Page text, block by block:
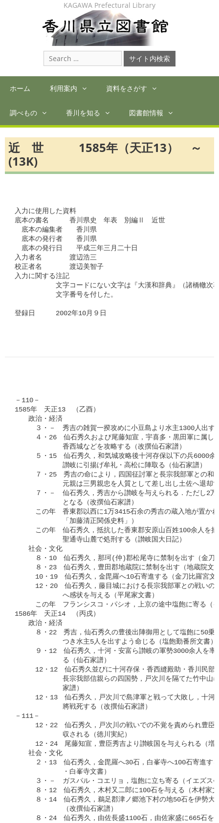
KAGAWA Prefectural Library
Search
for:
ホーム 利用案内 資料をさがす
調べもの 香川を知る 図書館情報
近 世 1585年（天正13） ～
(13K)
入力に使用した資料
底本の書名　　　香川県史　年表　別編Ⅱ　近世
底本の編集者　　香川県
底本の発行者　　香川県
底本の発行日　　平成三年三月二十日
入力者名　　　　渡辺浩三
校正者名　　　　渡辺美智子
入力に関する注記
文字コードにない文字は『大漢和辞典』（諸橋轍次著
文字番号を付した。
登録日　　　2002年10月９日
－110－
1585年　天正13　（乙酉）
政治・経済
３・－　秀吉の雑賀一揆攻めに小豆島より水主1300人出す
４・26　仙石秀久および尾藤知宣，宇喜多・黒田軍に属し
香西城などを攻略する（改撰仙石家譜）
５・15　仙石秀久，和気城攻略後十河存保以下の兵6000余
讃岐に引揚げ牟礼・高松に陣取る（仙石家譜）
７・25　秀吉の命により，四国征討軍と長宗我部軍との和
元親は三男親忠を人質として差し出し土佐へ退却する
７・－　仙石秀久，秀吉から讃岐を与えられる．ただし2万
となる（改撰仙石家譜）
この年　香東郡以西に1万3415石余の秀吉の蔵入地が置かれ
「加藤清正関係史料」）
この年　仙石秀久，抵抗した香東郡安原山百姓100余人を捕
聖通寺山麓で処刑する（讃岐国大日記）
社会・文化
８・10　仙石秀久，那珂(仲)郡松尾寺に禁制を出す（金刀
８・23　仙石秀久，豊田郡地蔵院に禁制を出す（地蔵院文
10・19　仙石秀久，金毘羅へ10石寄進する（金刀比羅宮文
12・20　仙石秀久，藤目城における長宗我部軍との戦いの
へ感状を与える（平尾家文書）
この年　フランシスコ・パシオ，上京の途中塩飽に寄る（イ
1586年　天正14　（丙戌）
政治・経済
８・22　秀吉，仙石秀久の豊後出陣御用として塩飽に50乗
つき水主5人を出すよう命じる（塩飽勤番所文書）
９・12　仙石秀久，十河・安富ら讃岐の軍勢3000余人を率
る（仙石家譜）
12・12　仙石秀久並びに十河存保・香西縫殿助・香川民部
長宗我部信親らの四国勢，戸次川を隔てた竹中山に陣
家譜）
12・13　仙石秀久，戸次川で島津軍と戦って大敗し，十河
將戦死する（改撰仙石家譜）
－111－
12・22　仙石秀久，戸次川の戦いでの不覚を責められ豊臣
収される（徳川実紀）
12・24　尾藤知宣，豊臣秀吉より讃岐国を与えられる（増
社会・文化
２・13　仙石秀久，金毘羅へ30石，白峯寺へ100石寄進する
・白峯寺文書）
３・－　ガスパル・コエリョ，塩飽に立ち寄る（イエズス
８・12　仙石秀久，木村又二郎に100石を与える（木村家
８・14　仙石秀久，鵜足郡津ノ郷池下村の地50石を伊勢大
（改撰仙石家譜）
８・24　仙石秀久，由佐長盛1100石，由佐家盛に665石を